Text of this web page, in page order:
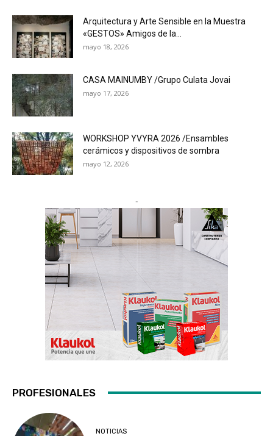
Arquitectura y Arte Sensible en la Muestra
«GESTOS» Amigos de la...
mayo 18, 2026
CASA MAINUMBY /Grupo Culata Jovai
mayo 17, 2026
WORKSHOP YVYRA 2026 /Ensambles
cerámicos y dispositivos de sombra
mayo 12, 2026
-
PROFESIONALES
NOTICIAS